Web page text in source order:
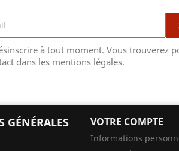
à tout moment. Vous trouverez
dans les mentions légales.
GÉNÉRALES VOTRE COMPTE
Informations